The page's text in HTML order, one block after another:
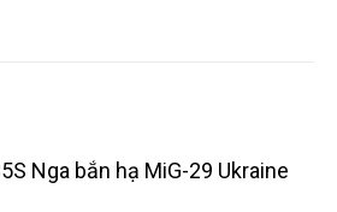
Nga bắn hạ MiG-29 Ukraine